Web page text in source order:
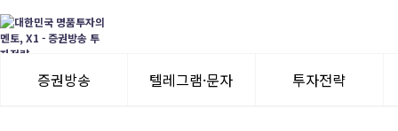
증권방송 텔레그램·문자 투자전략